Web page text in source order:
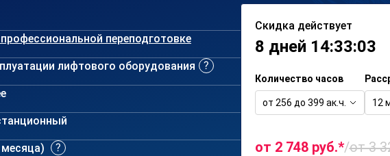
переподготовке
лифтового оборудования
Скидка действует
8 дней 14:33:03
Количество часов
от 256 до 399 ак.ч. 12
от 2 748 руб.*/от 3